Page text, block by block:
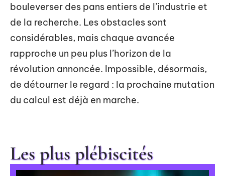
bouleverser des pans entiers de l’industrie et
de la recherche. Les obstacles sont
considérables, mais chaque avancée
rapproche un peu plus l’horizon de la
révolution annoncée. Impossible, désormais,
de détourner le regard : la prochaine mutation
du calcul est déjà en marche.
Les plus plébiscités